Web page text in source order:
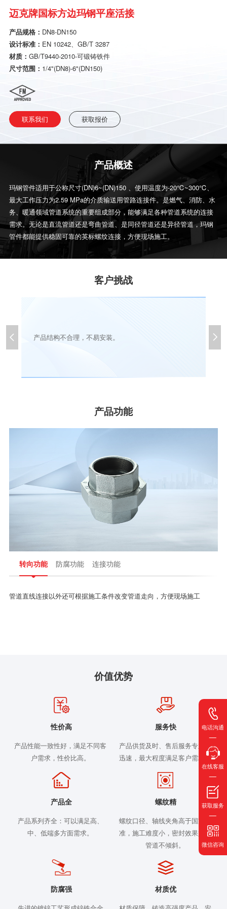
迈克牌国标方边玛钢平座活接
产品规格： DN8-DN150
设计标准： EN 10242、GB/T 3287
材质： GB/T9440-2010-可锻铸铁件
尺寸范围： 1/4"(DN8)-6"(DN150)
联系我们 获取报价
产品概述
玛钢管件适用于公称尺寸(DN)6~(DN)150 、使用温度为-20℃~300℃、
最大工作压力为2.59 MPa的介质输送用管路连接件。是燃气、消防、水
务、暖通领域管道系统的重要组成部分，能够满足各种管道系统的连接
需求。无论是直流管道还是弯曲管道、是同径管道还是异径管道，玛钢
管件都能提供稳固可靠的英标螺纹连接，方便现场施工。
客户挑战
产品结构不合理，不易安装。 

产品功能
转向功能 防腐功能 连接功能
管道直线连接以外还可根据施工条件改变管道走向，方便现场施工
价值优势
性价高
产品性能一致性好，满足不同客
户需求，性价比高。
服务快
产品供货及时、售后服务专业、
迅速，最大程度满足客户需求。
产品全
产品系列齐全：可以满足高、
中、低端多方面需求。
螺纹精
螺纹口径、轴线夹角高于国家标
准，施工难度小，密封效果好，
管道不倾斜。
防腐强 材质优
电话沟通
在线客服
获取服务
微信咨询